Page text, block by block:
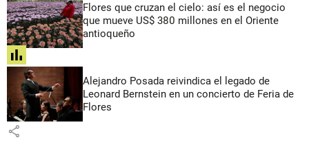
Flores que cruzan el cielo: así es el negocio
que mueve US$ 380 millones en el Oriente
antioqueño
share
Alejandro Posada reivindica el legado de
Leonard Bernstein en un concierto de Feria de
Flores
share